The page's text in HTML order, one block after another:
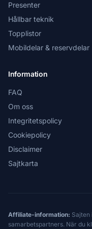
Presenter
Hållbar teknik
Topplistor
Mobildelar & reservdelar
Information
FAQ
Om oss
Integritetspolicy
Cookiepolicy
Disclaimer
Sajtkarta
Affiliate-information: Sajten
samarbetspartners. När du